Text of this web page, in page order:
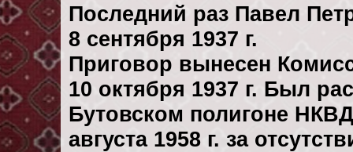
Последний раз Павел
8 сентября 1937 г.
Приговор вынесен
10 октября 1937 г. Был
Бутовском полигоне
августа 1958 г. за